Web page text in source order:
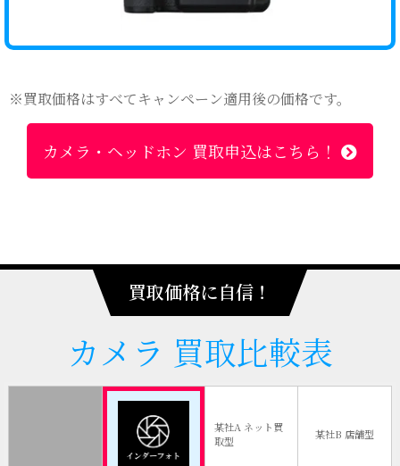
※買取価格はすべてキャンペーン適用後の価格です。
カメラ・ヘッドホン 買取申込はこちら！
買取価格に自信！
カメラ 買取比較表
某社A ネット買
取型
某社B 店舗型